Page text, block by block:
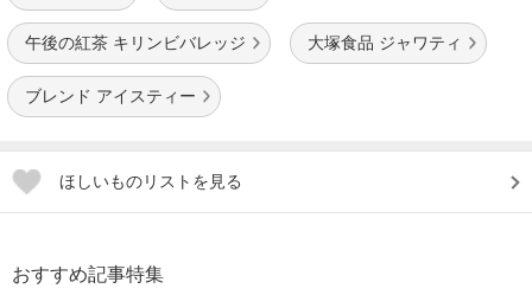
午後の紅茶 キリンビバレッジ 大塚食品 ジャワティ
ブレンド アイスティー
ほしいものリストを見る
おすすめ記事特集